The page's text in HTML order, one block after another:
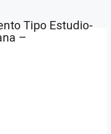
Tipo Estudio-
–